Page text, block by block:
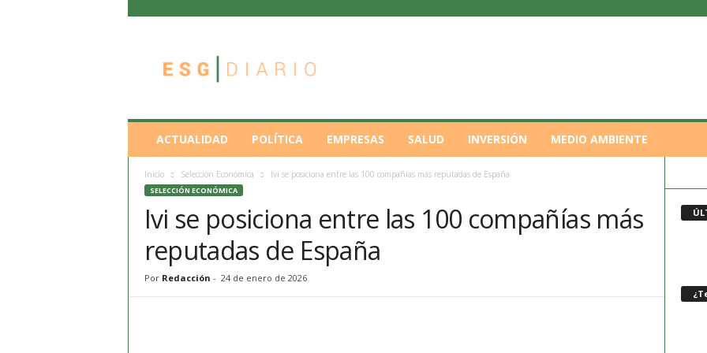
ACTUALIDAD POLÍTICA EMPRESAS SALUD INVERSIÓN MEDIO AMBIENTE
Inicio Selección Económica Ivi se posiciona entre las 100 compañías más reputadas de España
SELECCIÓN ECONÓMICA
Ivi se posiciona entre las 100 compañías más
reputadas de España
Por Redacción - 24 de enero de 2026